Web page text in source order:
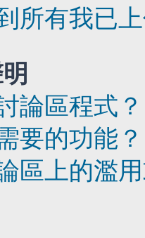
所有我已
論區程式？
要的功能？
區上的濫